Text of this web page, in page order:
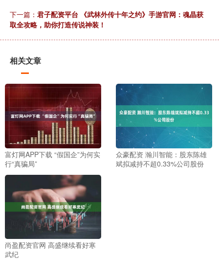
下一篇： 君子配资平台 《武林外传十年之约》手游官网：魂晶获
取全攻略，助你打造传说神装！
相关文章
富灯网APP下载 “假国企”为何实
行“真骗局”
众豪配资 瀚川智能：股东陈雄
斌拟减持不超0.33%公司股份
尚盈配资官网 高盛继续看好寒
武纪